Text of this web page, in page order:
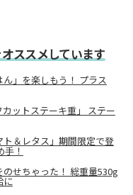
ススメしています
」を楽しもう！ プラス
ットステーキ重」 ステー
＆レタス」期間限定で登
手！
せちゃった！ 総重量530g
に